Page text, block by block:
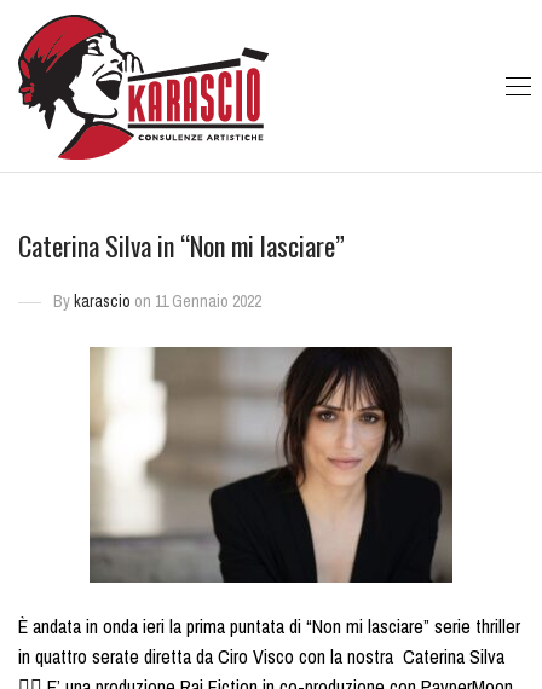
Caterina Silva in “Non mi lasciare”
Bykarascio on 11 Gennaio 2022
È andata in onda ieri la prima puntata di “Non mi lasciare” serie thriller
in quattro serate diretta da Ciro Visco con la nostra Caterina Silva